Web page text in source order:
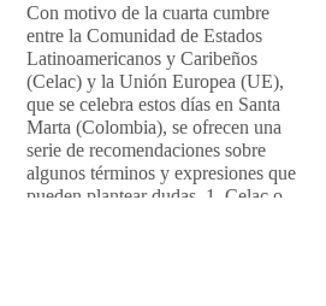
Con motivo de la cuarta cumbre
entre la Comunidad de Estados
Latinoamericanos y Caribeños
(Celac) y la Unión Europea (UE),
que se celebra estos días en Santa
Marta (Colombia), se ofrecen una
serie de recomendaciones sobre
algunos términos y expresiones que
pueden plantear dudas. 1. Celac o...